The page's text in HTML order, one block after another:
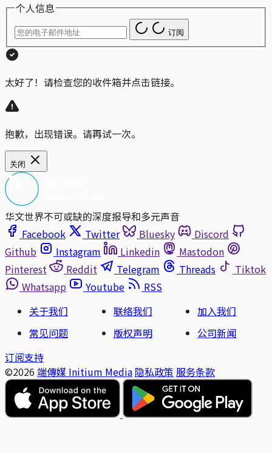
个人信息
订阅
太好了！请检查您的收件箱并点击链接。
抱歉，出现错误。请再试一次。
关闭
华文世界不可或缺的深度报导和多元声音
Facebook
Twitter Bluesky
Discord
Github
Instagram Linkedin
Mastodon
Pinterest
Reddit Telegram Threads
Tiktok
Whatsapp
Youtube
RSS
关于我们
联络我们
加入我们
常见问题
版权声明
公司新闻
订阅支持
©2026 端傳媒 Initium Media 隐私政策 服务条款